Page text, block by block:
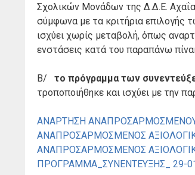
Σχολικών Μονάδων της Δ.Δ.Ε.
σύμφωνα με τα κριτήρια επιλογής
ισχύει χωρίς μεταβολή, όπως
ενστάσεις κατά του παραπάνω
Β/ το πρόγραμμα των
τροποποιήθηκε και ισχύει με την
ΑΝΑΡΤΗΣΗ ΑΝΑΠΡΟΣΑΡΜΟΣΜΕΝΟΥ
ΑΝΑΠΡΟΣΑΡΜΟΣΜΕΝΟΣ
ΑΝΑΠΡΟΣΑΡΜΟΣΜΕΝΟΣ
ΠΡΟΓΡΑΜΜΑ_ΣΥΝΕΝΤΕΥΞΗΣ_ 29-